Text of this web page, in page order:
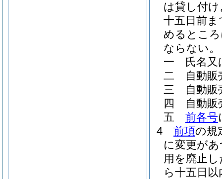
は貸し付
十五日前
めるとこ
ならない。
一
氏名又
二
自動
三
自動
四
自動
五
前各号
4
前項の規
に変更が
用を廃止
ら十五日